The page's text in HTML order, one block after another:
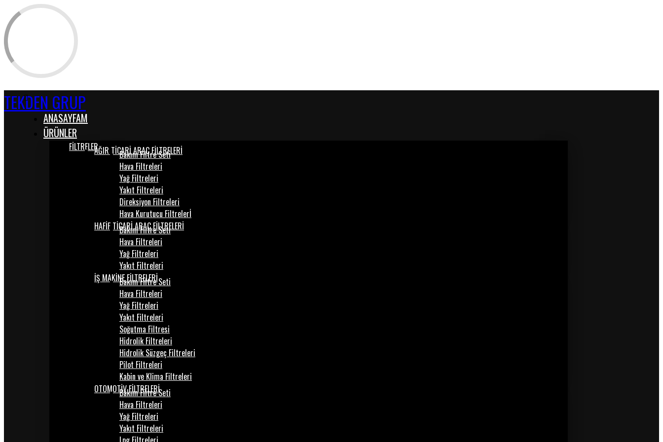
TEKDEN GRUP
ANASAYFAM
ÜRÜNLER
FİLTRELERAĞIR TİCARİ ARAÇ FİLTRELERİ
Bakım Filtre Seti
Hava Filtreleri
Yağ Filtreleri
Yakıt Filtreleri
Direksiyon Filtreleri
Hava Kurutucu Filtrelerİ
HAFİF TİCARİ ARAÇ FİLTRELERİ
Bakım Filtre Seti
Hava Filtreleri
Yağ Filtreleri
Yakıt Filtreleri
İŞ MAKİNE FİLTRELERİ
Bakım Filtre Seti
Hava Filtreleri
Yağ Filtreleri
Yakıt Filtreleri
Soğutma Filtresi
Hidrolik Filtreleri
Hidrolik Süzgeç Filtreleri
Pilot Filtreleri
Kabin ve Klima Filtreleri
OTOMOTİV FİLTRELERİ
Bakım Filtre Seti
Hava Filtreleri
Yağ Filtreleri
Yakıt Filtreleri